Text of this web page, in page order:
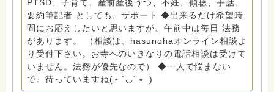
員長（2018〜2024） ◆保育士.幼稚園教諭.小学校教諭.
レクリエーションインストラクター.中学校DV授業 10年
間 保育 教育の現場で 総主任として勤めた経験も生かし
つつ、お話できることがあれば 幸いです。 いつも あな
たとともに。南無阿弥陀仏 ここでは、宗旨を問いませ
ん。 まずは、ひとりで抱え込まないで。 来寺お問い合
わせは⬇️こちらから miehimeyo@gmail.com ※時間を割
PTSD、子育て、産前産後うつ、不妊、傾聴、手話、
要約筆記者 としても、サポート ◆出来るだけ希望時
間にお応えしたいと思いますが、午前中は毎日 法務
があります。 （相談は、hasunohaオンライン相談よ
り受付下さい。お寺へのいきなりの電話相談は受けて
いません。法務が優先なので） ◆一人で悩まない
で。待っていますね(﹡´◡`﹡ )